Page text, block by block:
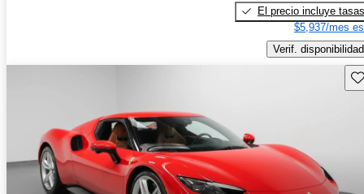
El precio incluye tasas
$5,937/mes
Verif. disponibilidad